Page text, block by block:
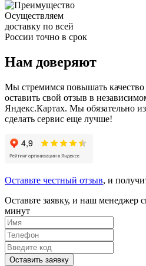
Осуществляем
доставку по всей
России точно в срок
Нам доверяют
Мы стремимся повышать качество
оставить свой отзыв в
Яндекс.Картах. Мы обязательно
сделать сервис еще лучше!
Оставьте честный отзыв, и
Оставьте заявку, и наш менеджер
минут
Оставить заявку